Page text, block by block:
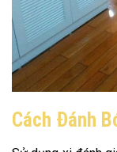
Cách Đánh